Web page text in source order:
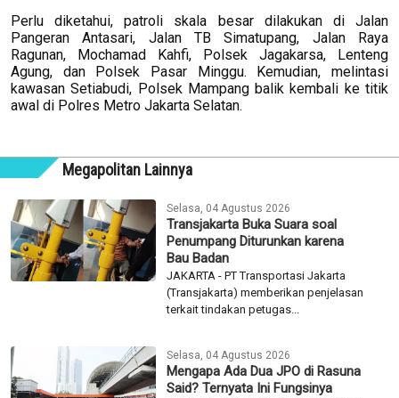
Perlu diketahui, patroli skala besar dilakukan di Jalan
Pangeran Antasari, Jalan TB Simatupang, Jalan Raya
Ragunan, Mochamad Kahfi, Polsek Jagakarsa, Lenteng
Agung, dan Polsek Pasar Minggu. Kemudian, melintasi
kawasan Setiabudi, Polsek Mampang balik kembali ke titik
awal di Polres Metro Jakarta Selatan.
Megapolitan Lainnya
Selasa, 04 Agustus 2026
Transjakarta Buka Suara soal
Penumpang Diturunkan karena
Bau Badan
JAKARTA - PT Transportasi Jakarta
(Transjakarta) memberikan penjelasan
terkait tindakan petugas...
Selasa, 04 Agustus 2026
Mengapa Ada Dua JPO di Rasuna
Said? Ternyata Ini Fungsinya